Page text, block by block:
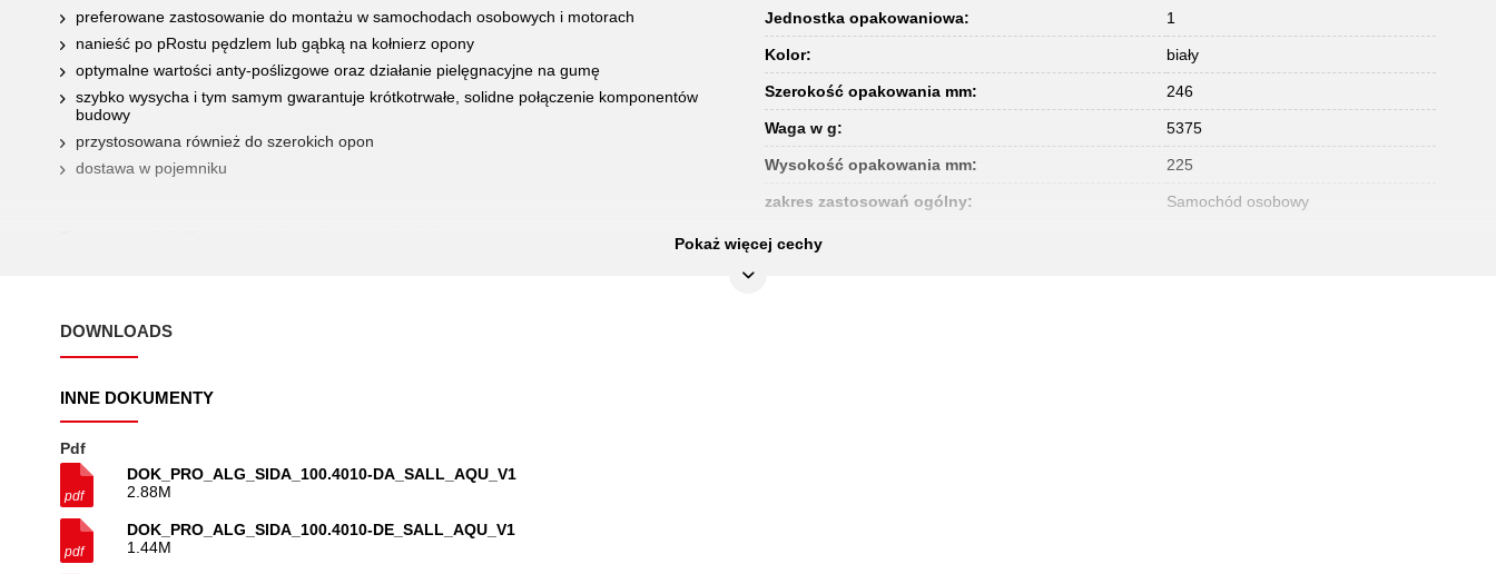
preferowane zastosowanie do montażu w samochodach osobowych i motorach
nanieść po pRostu pędzlem lub gąbką na kołnierz opony
optymalne wartości anty-poślizgowe oraz działanie pielęgnacyjne na gumę
szybko wysycha i tym samym gwarantuje krótkotrwałe, solidne połączenie komponentów
budowy
przystosowana również do szerokich opon
dostawa w pojemniku
Jednostka opakowaniowa: 1
Kolor: biały
Szerokość opakowania mm: 246
Waga w g: 5375
Wysokość opakowania mm: 225
zakres zastosowań ogólny: Samochód osobowy
Pokaż więcej cechy
DOWNLOADS
INNE DOKUMENTY
Pdf
DOK_PRO_ALG_SIDA_100.4010-DA_SALL_AQU_V1
2.88M
DOK_PRO_ALG_SIDA_100.4010-DE_SALL_AQU_V1
1.44M